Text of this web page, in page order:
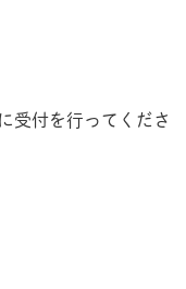
受付を行ってくださ